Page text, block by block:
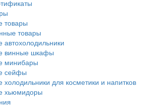
товары
товары
винные шкафы
минибары
сейфы
для косметики и напитков
хьюмидоры